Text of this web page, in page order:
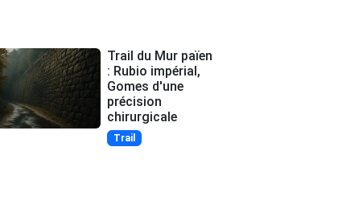
Trail du Mur païen
: Rubio impérial,
Gomes d'une
précision
chirurgicale
Trail